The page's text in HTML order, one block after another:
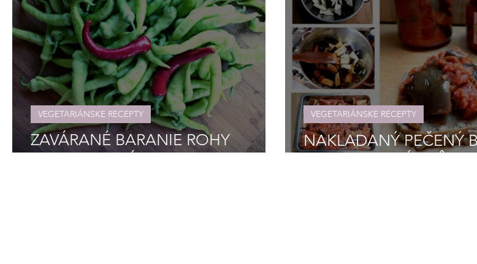
ZAVÁRANÉ BARANIE ROHY
VEGETARIÁNSKE RECEPTY
NAKLADANÝ PEČENÝ
VEGETARIÁNSKE RECEPTY